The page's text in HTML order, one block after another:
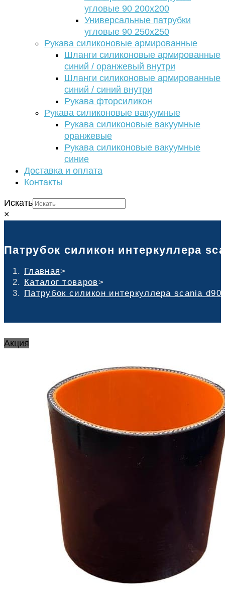
угловые 90 200х200
Универсальные патрубки
угловые 90 250х250
Рукава силиконовые армированные
Шланги силиконовые армированные
синий / оранжевый внутри
Шланги силиконовые армированные
синий / синий внутри
Рукава фторсиликон
Рукава силиконовые вакуумные
Рукава силиконовые вакуумные
оранжевые
Рукава силиконовые вакуумные
синие
Доставка и оплата
Контакты
Искать
×
Патрубок силикон интеркуллера
Главная>
Каталог товаров>
Патрубок силикон интеркуллера scania
Акция